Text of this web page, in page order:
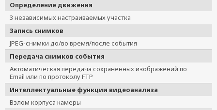
Определение движения
3 независимых настраиваемых участка
Запись снимков
JPEG-снимки до/во время/после события
Передача снимков события
Автоматическая передача сохраненных изображений по
Email или по протоколу FTP
Интеллектуальные функции видеоанализа
Взлом корпуса камеры